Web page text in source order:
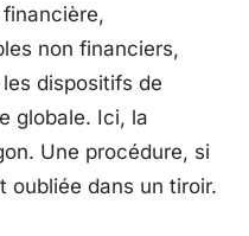
financière,
non financiers,
dispositifs de
globale. Ici, la
Une procédure, si
oubliée dans un tiroir.